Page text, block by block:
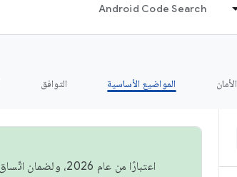
Android Code Search
الأمان المواضيع الأساسية التوافق
اعتبارًا من عام